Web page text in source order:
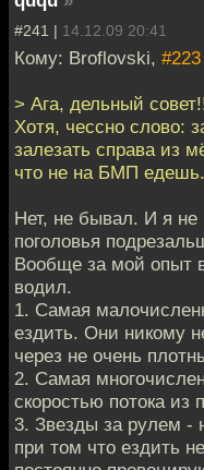
#241 | 14.12.09 20:41
Кому: Broflovski, #223
> Ага, дельный
Хотя, чессно слово:
залезать справа из
что не на БМП
Нет, не бывал. И я
поголовья
Вообще за мой опыт
водил.
1. Самая
ездить. Они никому
через не очень
2. Самая
скоростью потока из
3. Звезды за рулем -
при том что ездить